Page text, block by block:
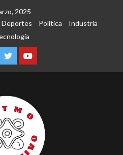
2025
Deportes Política
Industria
TwitterYoutube